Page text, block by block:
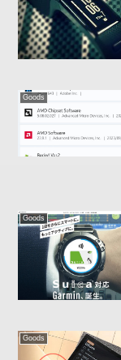
Goods
Goods
Goods